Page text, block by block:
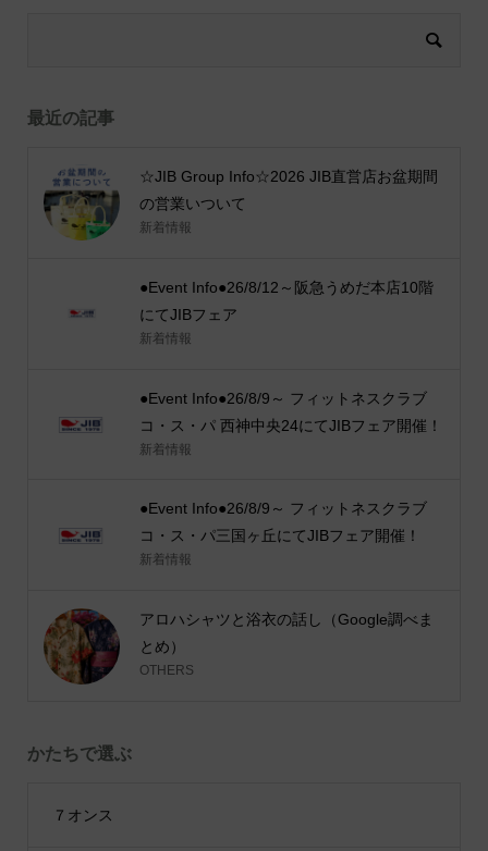
最近の記事
☆JIB Group Info☆2026 JIB直営店お盆期間
の営業いついて
新着情報
●Event Info●26/8/12～阪急うめだ本店10階
にてJIBフェア
新着情報
●Event Info●26/8/9～ フィットネスクラブ
コ・ス・パ 西神中央24にてJIBフェア開催！
新着情報
●Event Info●26/8/9～ フィットネスクラブ
コ・ス・パ三国ヶ丘にてJIBフェア開催！
新着情報
アロハシャツと浴衣の話し（Google調べま
とめ）
OTHERS
かたちで選ぶ
７オンス